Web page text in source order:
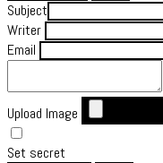
Subject
Writer
Email
Upload Image
Set secret